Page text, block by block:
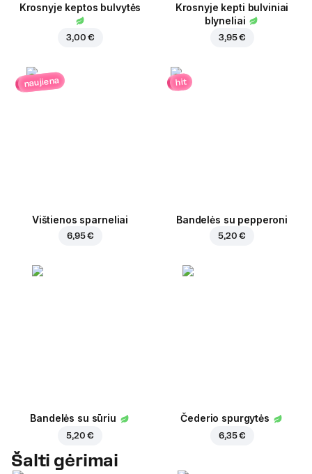
Krosnyje keptos bulvytės
3,00 €
Krosnyje kepti bulviniai
blyneliai
3,95 €
naujiena
Vištienos sparneliai
6,95 €
hit
Bandelės su pepperoni
5,20 €
Bandelės su sūriu
5,20 €
Čederio spurgytės
6,35 €
Šalti gėrimai